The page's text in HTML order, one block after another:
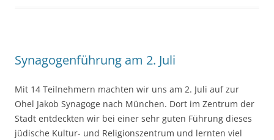
Synagogenführung am 2. Juli
Mit 14 Teilnehmern machten wir uns am 2. Juli auf zur
Ohel Jakob Synagoge nach München. Dort im Zentrum der
Stadt entdeckten wir bei einer sehr guten Führung dieses
jüdische Kultur- und Religionszentrum und lernten viel